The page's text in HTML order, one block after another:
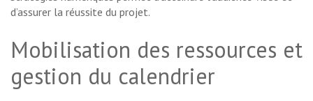
d’assurer la réussite du projet.
Mobilisation des ressources et
gestion du calendrier